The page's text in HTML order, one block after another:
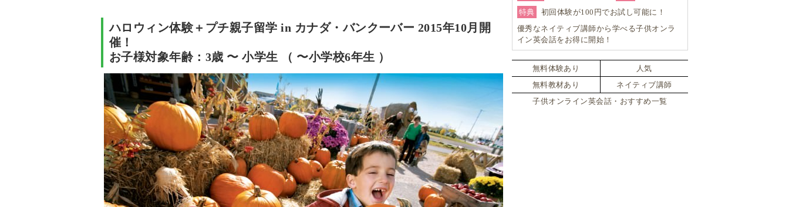
ハロウィン体験＋プチ親子留学 in カナダ・バンクーバー 2015年10月開
催！
お子様対象年齢：3歳 〜 小学生 （ 〜小学校6年生 ）
特典
初回体験が100円でお試し可能に！
優秀なネイティブ講師から学べる子供オンラ
イン英会話をお得に開始！
無料体験あり
人気
無料教材あり
ネイティブ講師
子供オンライン英会話・おすすめ一覧